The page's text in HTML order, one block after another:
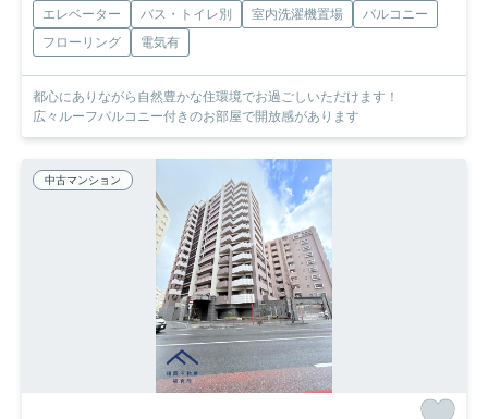
エレベーター バス・トイレ別 室内洗濯機置場
バルコニー
フローリング
電気有
都心にありながら自然豊かな住環境でお過ごしいただけます！
広々ルーフバルコニー付きのお部屋で開放感があります
中古マンション